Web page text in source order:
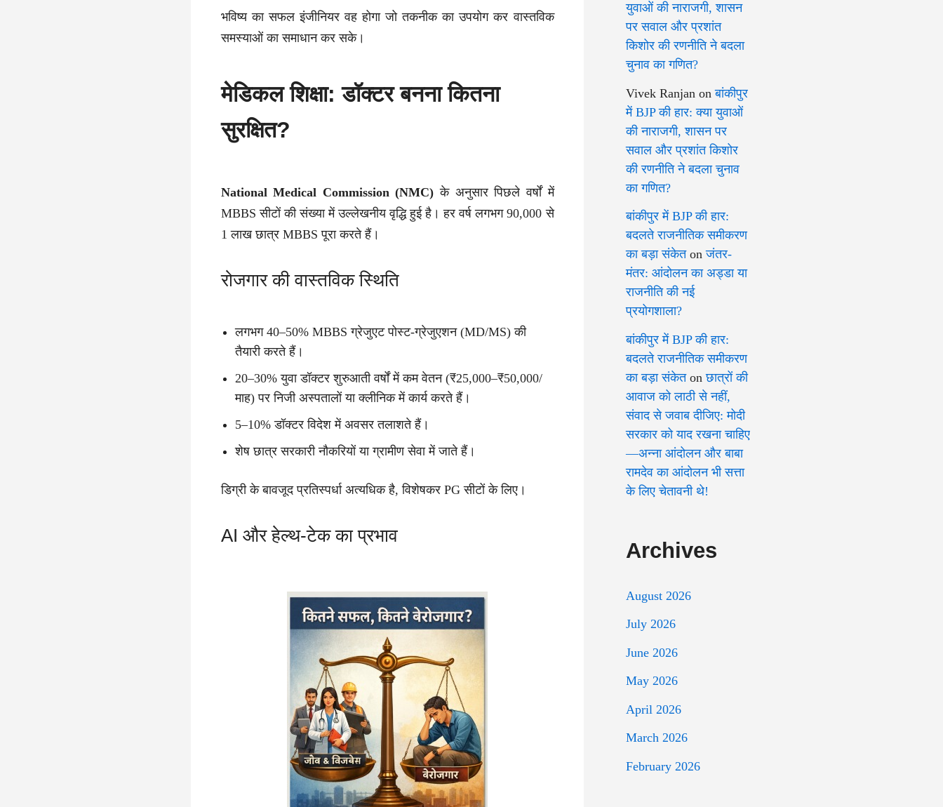
भविष्य का सफल इंजीनियर वह होगा जो तकनीक का उपयोग कर वास्तविक
समस्याओं का समाधान कर सके।
मेडिकल शिक्षा: डॉक्टर बनना कितना
सुरक्षित?
National Medical Commission (NMC) के अनुसार पिछले वर्षों में
MBBS सीटों की संख्या में उल्लेखनीय वृद्धि हुई है। हर वर्ष लगभग 90,000 से
1 लाख छात्र MBBS पूरा करते हैं।
रोजगार की वास्तविक स्थिति
लगभग 40–50% MBBS ग्रेजुएट पोस्ट-ग्रेजुएशन (MD/MS) की
तैयारी करते हैं।
20–30% युवा डॉक्टर शुरुआती वर्षों में कम वेतन (₹25,000–₹50,000/
माह) पर निजी अस्पतालों या क्लीनिक में कार्य करते हैं।
5–10% डॉक्टर विदेश में अवसर तलाशते हैं।
शेष छात्र सरकारी नौकरियों या ग्रामीण सेवा में जाते हैं।
डिग्री के बावजूद प्रतिस्पर्धा अत्यधिक है, विशेषकर PG सीटों के लिए।
AI और हेल्थ-टेक का प्रभाव
युवाओं की नाराजगी, शासन
पर सवाल और प्रशांत
किशोर की रणनीति ने बदला
चुनाव का गणित?
Vivek Ranjan onबांकीपुर
में BJP की हार: क्या युवाओं
की नाराजगी, शासन पर
सवाल और प्रशांत किशोर
की रणनीति ने बदला चुनाव
का गणित?
बांकीपुर में BJP की हार:
बदलते राजनीतिक समीकरण
का बड़ा संकेतonजंतर-
मंतर: आंदोलन का अड्डा या
राजनीति की नई
प्रयोगशाला?
बांकीपुर में BJP की हार:
बदलते राजनीतिक समीकरण
का बड़ा संकेतonछात्रों की
आवाज को लाठी से नहीं,
संवाद से जवाब दीजिए: मोदी
सरकार को याद रखना चाहिए
—अन्ना आंदोलन और बाबा
रामदेव का आंदोलन भी सत्ता
के लिए चेतावनी थे!
Archives
August 2026
July 2026
June 2026
May 2026
April 2026
March 2026
February 2026